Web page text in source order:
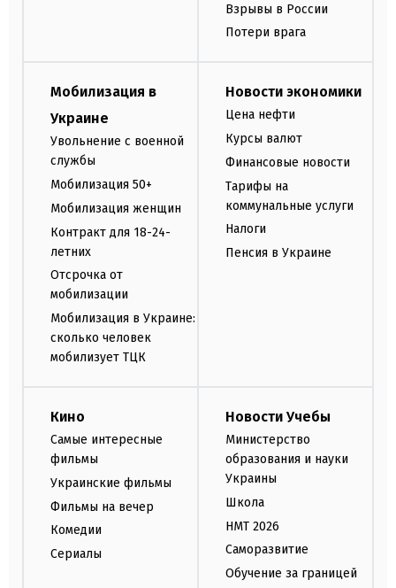
Взрывы в России
Потери врага
Мобилизация в
Украине
Увольнение с военной
службы
Мобилизация 50+
Мобилизация женщин
Контракт для 18-24-
летних
Отсрочка от
мобилизации
Мобилизация в Украине:
сколько человек
мобилизует ТЦК
Новости экономики
Цена нефти
Курсы валют
Финансовые новости
Тарифы на
коммунальные услуги
Налоги
Пенсия в Украине
Кино
Самые интересные
фильмы
Украинские фильмы
Фильмы на вечер
Комедии
Сериалы
Новости Учебы
Министерство
образования и науки
Украины
Школа
НМТ 2026
Саморазвитие
Обучение за границей